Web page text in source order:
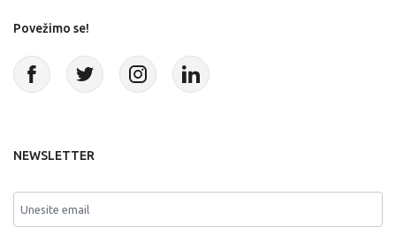
Povežimo se!
NEWSLETTER